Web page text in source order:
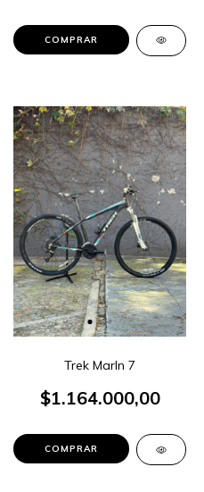
Trek Marln 7
$1.164.000,00